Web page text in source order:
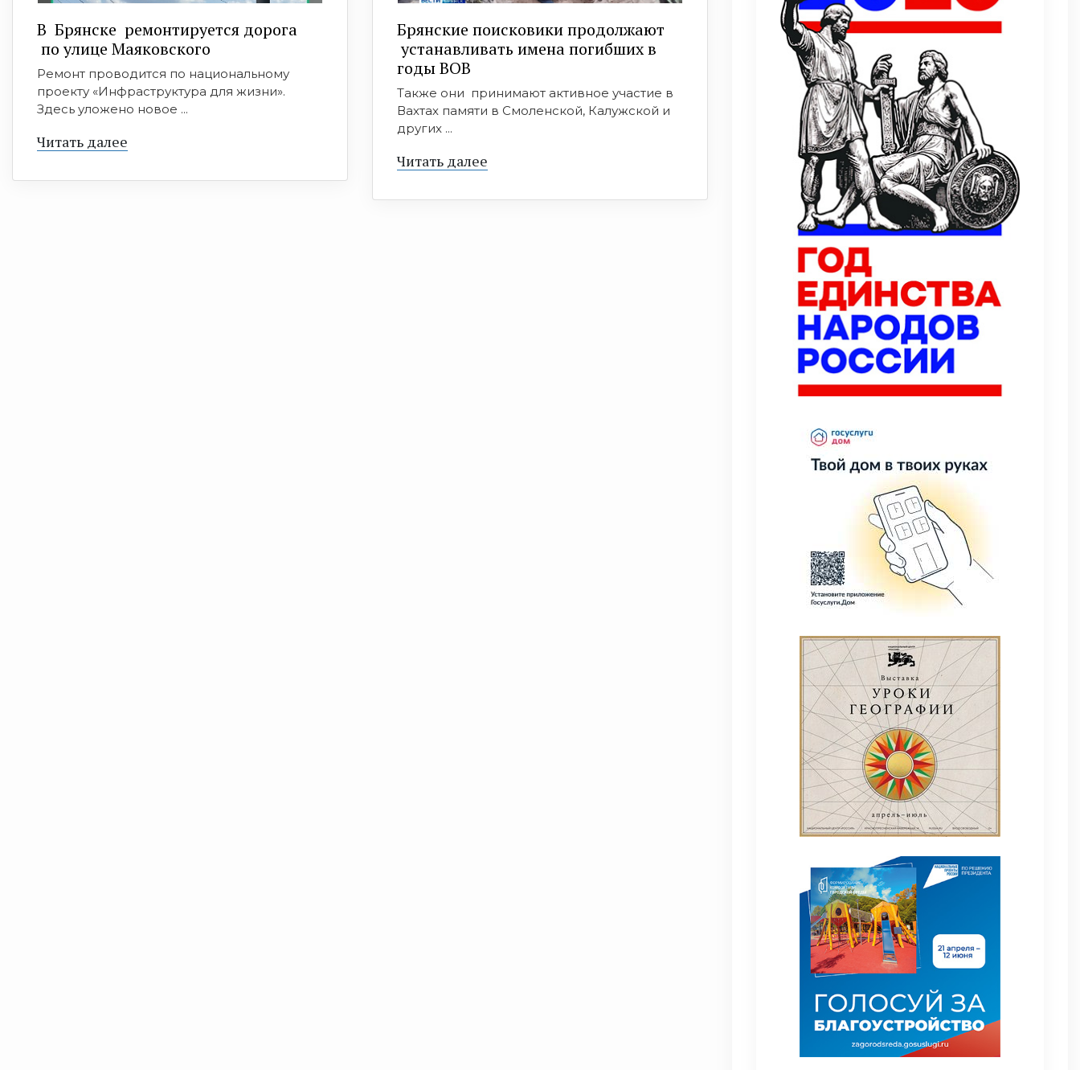
В Брянске ремонтируется дорога
по улице Маяковского
Ремонт проводится по национальному
проекту «Инфраструктура для жизни».
Здесь уложено новое ...
Читать далее
Брянские поисковики продолжают
устанавливать имена погибших в
годы ВОВ
Также они принимают активное участие в
Вахтах памяти в Смоленской, Калужской и
других ...
Читать далее